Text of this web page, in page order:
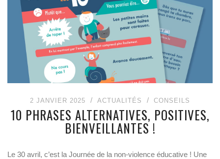
2 JANVIER 2025 ACTUALITÉS CONSEILS
10 PHRASES ALTERNATIVES, POSITIVES,
BIENVEILLANTES !
Le 30 avril, c’est la Journée de la non-violence éducative ! Une